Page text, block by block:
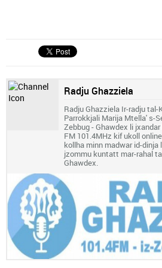
Radju Ghazziela
Radju Ghazziela Ir-radju tal-
Parrokkjali Marija Mtella' s-
Zebbug - Ghawdex li
FM 101.4MHz kif ukoll
kollha minn madwar id-dinja
jzommu kuntatt mar-rahal
Ghawdex.